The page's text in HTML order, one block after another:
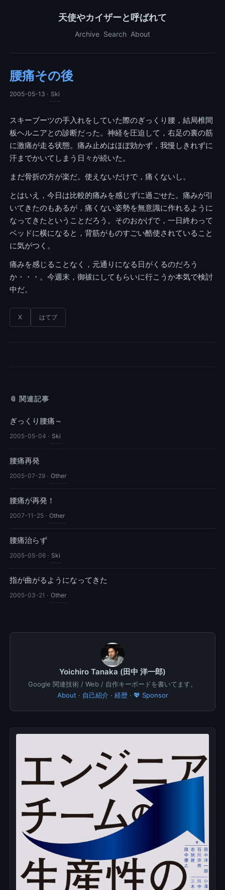
天使やカイザーと呼ばれて
Archive Search About
腰痛その後
2005-05-13 · Ski
スキーブーツの手入れをしていた際のぎっくり腰，結局椎間
板ヘルニアとの診断だった。神経を圧迫して，右足の裏の筋
に激痛が走る状態。痛み止めはほぼ効かず，我慢しきれずに
汗までかいてしまう日々が続いた。
まだ骨折の方が楽だ。使えないだけで，痛くないし。
とはいえ，今日は比較的痛みを感じずに過ごせた。痛みが引
いてきたのもあるが，痛くない姿勢を無意識に作れるように
なってきたということだろう。そのおかげで，一日終わって
ベッドに横になると，背筋がものすごい酷使されていること
に気がつく。
痛みを感じることなく，元通りになる日がくるのだろう
か・・・。今週末，御祓にしてもらいに行こうか本気で検討
中だ。
X はてブ
📎 関連記事
ぎっくり腰痛～
2005-05-04 · Ski
腰痛再発
2005-07-29· Other
腰痛が再発！
2007-11-25· Other
腰痛治らず
2005-05-06· Ski
指が曲がるようになってきた
2005-03-21 · Other
Yoichiro Tanaka (田中 洋一郎)
Google 関連技術 / Web / 自作キーボードを書いてます。
About · 自己紹介· 経歴· 💖 Sponsor